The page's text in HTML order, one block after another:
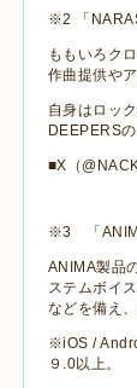
※2 「
ももいろク
作曲提供や
自身はロッ
DEEPERSの
■X （
※3 「
ANIMA製品
ステムボイ
などを備え
※iOS /
９ .0以上。